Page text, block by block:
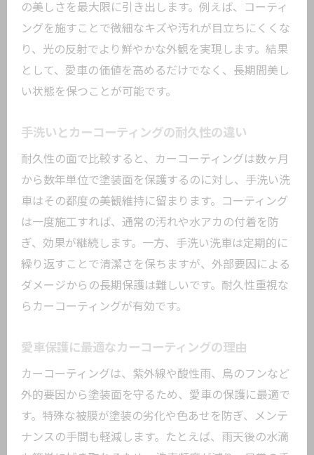
美しい車を維持するカーコーティングの
秘訣
カーコーティング施工後の変化を実感し
よう
法
カーコーティングで叶う理想の車の輝き
愛車の美観を最大限引き出すコーティン
グ技術
手洗い派なら知っておきたいポイント
手洗い洗車とカーコーティングの組み合
わせ術
カーコーティング後の手洗い方法の基礎
方
カーコーティング効果を持続させる洗車
の工夫
カーコーティング利用時の手洗い注意点
の美しさを最大限に引き出します。例えば、コーティ
ングを施すことで微細なキズや汚れが目立ちにくくな
り、光の反射でより鮮やかな外観を実現します。結果
として、愛車の価値を高めるだけでなく、長期間美し
い状態を保つことが可能です。
手洗いとカーコーティングの耐久性の違い
耐久性の面で比較すると、カーコーティングは数ヶ月
から数年単位で塗装面を保護するのに対し、手洗い洗
車はその都度の美観維持に留まります。コーティング
は一度施工すれば、通常の汚れや水アカの付着を防
ぎ、効果が継続します。一方、手洗い洗車は定期的に
繰り返すことで清潔さを保ちますが、外部要因による
ダメージからの長期保護は難しいです。耐久性重視な
らカーコーティングが有効です。
愛車保護に最適なカーコーティングの理由
カーコーティングは、紫外線や酸性雨、鳥のフンなど
外的要因から塗装面を守るため、愛車の保護に最適で
す。特殊な被膜が塗装の劣化や色あせを防ぎ、メンテ
ナンスの手間も軽減します。たとえば、雨天後の水滴